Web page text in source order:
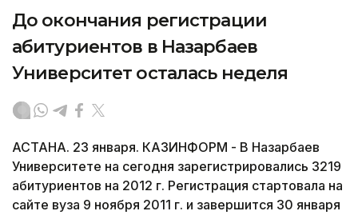
До окончания регистрации
абитуриентов в Назарбаев
Университет осталась неделя
АСТАНА. 23 января. КАЗИНФОРМ - В Назарбаев
Университете на сегодня зарегистрировались 3219
абитуриентов на 2012 г. Регистрация стартовала на
сайте вуза 9 ноября 2011 г. и завершится 30 января